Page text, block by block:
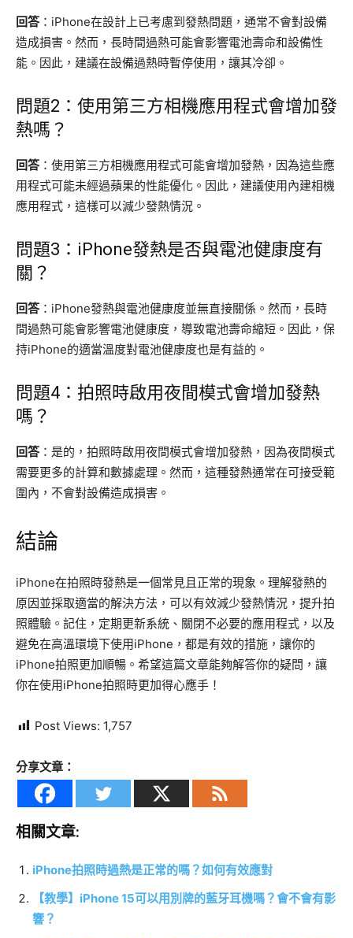
回答 ：iPhone在設計上已考慮到發熱問題，通常不會對設備
造成損害。然而，長時間過熱可能會影響電池壽命和設備性
能。因此，建議在設備過熱時暫停使用，讓其冷卻。
問題2：使用第三方相機應用程式會增加發
熱嗎？
回答 ：使用第三方相機應用程式可能會增加發熱，因為這些應
用程式可能未經過蘋果的性能優化。因此，建議使用內建相機
應用程式，這樣可以減少發熱情況。
問題3：iPhone發熱是否與電池健康度有
關？
回答 ：iPhone發熱與電池健康度並無直接關係。然而，長時
間過熱可能會影響電池健康度，導致電池壽命縮短。因此，保
持iPhone的適當溫度對電池健康度也是有益的。
問題4：拍照時啟用夜間模式會增加發熱
嗎？
回答 ：是的，拍照時啟用夜間模式會增加發熱，因為夜間模式
需要更多的計算和數據處理。然而，這種發熱通常在可接受範
圍內，不會對設備造成損害。
結論
iPhone在拍照時發熱是一個常見且正常的現象。理解發熱的
原因並採取適當的解決方法，可以有效減少發熱情況，提升拍
照體驗。記住，定期更新系統、關閉不必要的應用程式，以及
避免在高溫環境下使用iPhone，都是有效的措施，讓你的
iPhone拍照更加順暢。希望這篇文章能夠解答你的疑問，讓
你在使用iPhone拍照時更加得心應手！
Post Views: 1,757
分享文章：
相關文章:
iPhone拍照時過熱是正常的嗎？如何有效應對
【教學】iPhone 15可以用別牌的藍牙耳機嗎？會不會有影
響？